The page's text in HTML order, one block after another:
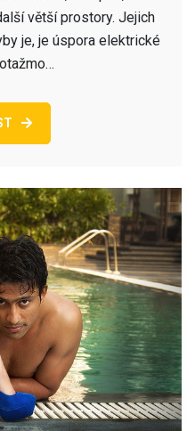
větší prostory. Jejich
je, je úspora elektrické